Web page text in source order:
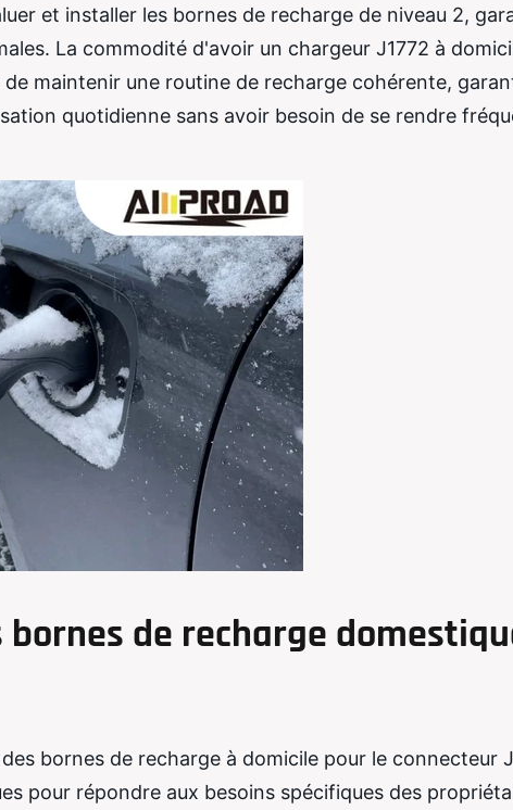
et installer les bornes de recharge de niveau 2,
La commodité d'avoir un chargeur J1772 à
maintenir une routine de recharge cohérente,
quotidienne sans avoir besoin de se rendre
de recharge
bornes de recharge à domicile pour le connecteur
pour répondre aux besoins spécifiques des